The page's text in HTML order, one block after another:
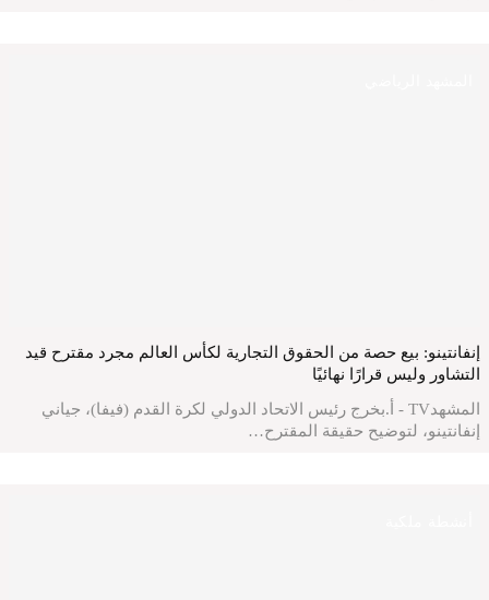
إنفانتينو: بيع حصة من الحقوق التجارية لكأس العالم مجرد مقترح قيد
التشاور وليس قرارًا نهائيًا
المشهدTV - أ.بخرج رئيس الاتحاد الدولي لكرة القدم (فيفا)، جياني
إنفانتينو، لتوضيح حقيقة المقترح…